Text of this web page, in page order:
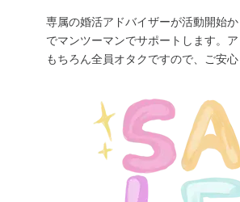
専属の婚活アドバイザーが活動開始
でマンツーマンでサポートします。
もちろん全員オタクですので、ご安心